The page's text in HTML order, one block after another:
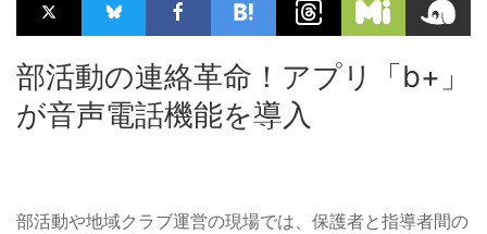
部活動の連絡革命！アプリ「b+」
が音声電話機能を導入
部活動や地域クラブ運営の現場では、保護者と指導者間の